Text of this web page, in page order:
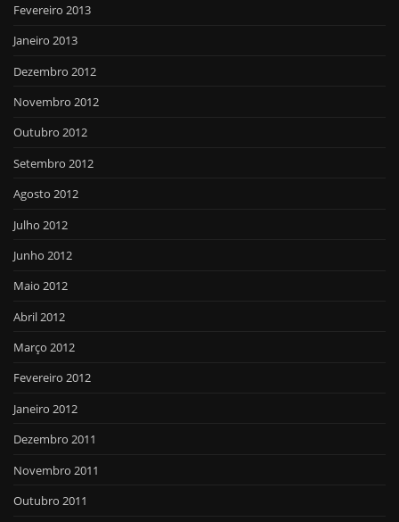
Fevereiro 2013
Janeiro 2013
Dezembro 2012
Novembro 2012
Outubro 2012
Setembro 2012
Agosto 2012
Julho 2012
Junho 2012
Maio 2012
Abril 2012
Março 2012
Fevereiro 2012
Janeiro 2012
Dezembro 2011
Novembro 2011
Outubro 2011